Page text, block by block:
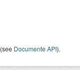
(see Documente API).